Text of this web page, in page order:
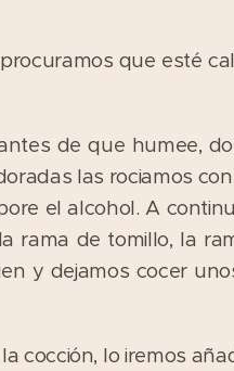
que esté
de que humee,
las rociamos
el alcohol. A
rama de tomillo, la
y dejamos cocer
cocción, lo iremos